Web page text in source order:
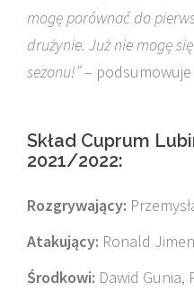
mogę porównać do
drużynie. Już nie mogę
sezonu!”–
Skład Cuprum
2021/2022:
Rozgrywający:
Atakujący: Ronald
Środkowi: Dawid Gunia,